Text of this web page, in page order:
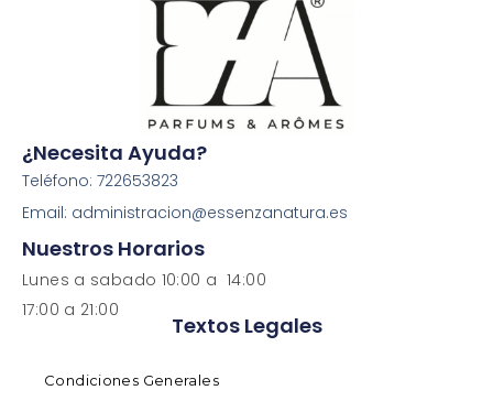
¿Necesita Ayuda?
Teléfono: 722653823
Email: administracion@essenzanatura.es
Nuestros Horarios
Lunes a sabado 10:00 a 14:00
17:00 a 21:00
Textos Legales
Condiciones Generales